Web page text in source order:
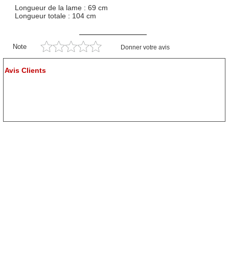
Longueur de la lame : 69 cm
Longueur totale : 104 cm
Note Donner votre avis
Avis Clients